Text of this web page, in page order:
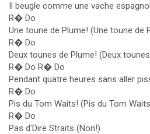
Il beugle comme une vache
R� Do
Une toune de Plume! (Une toune de
R� Do
Deux tounes de Plume! (Deux
R� Do R� Do
Pendant quatre heures sans aller
R� Do
Pis du Tom Waits! (Pis du Tom
R� Do
Pas d'Dire Straits (Non!)